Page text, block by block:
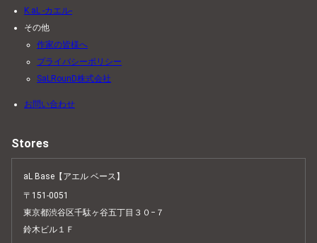
K.aL -カエル-
その他
作家の皆様へ
プライバシーポリシー
SaLRounD株式会社
お問い合わせ
Stores
aL Base【アエル ベース】
〒151-0051
東京都渋谷区千駄ヶ谷五丁目３０−７
鈴木ビル１Ｆ